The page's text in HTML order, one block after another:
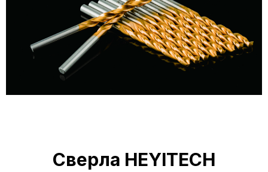
Сверла HEYITECH